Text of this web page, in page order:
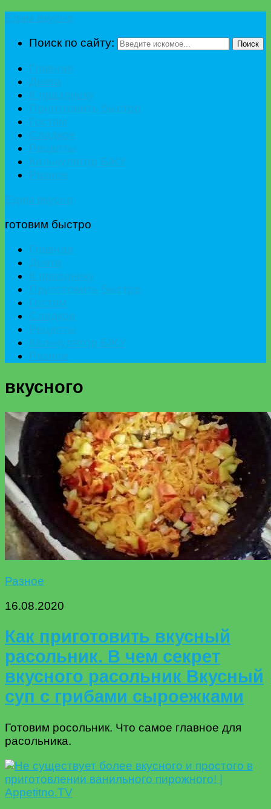
Поиск по сайту:
Поиск
готовим быстро
вкусного
Разное
16.08.2020
Как приготовить вкусный
расольник. В чем секрет
вкусного расольник Вкусный
суп с грибами сыроежками
Готовим росольник. Что самое главное для
расольника.